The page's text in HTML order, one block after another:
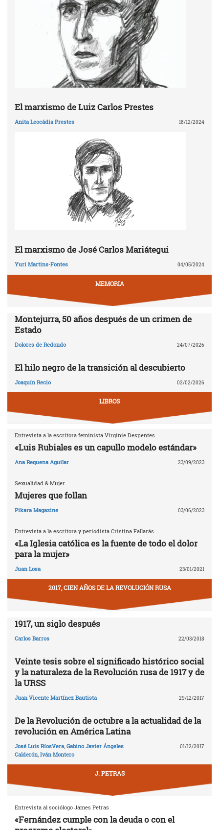
El marxismo de Luiz Carlos Prestes
Anita Leocádia Prestes 18/12/2024
El marxismo de José Carlos Mariátegui
Yuri Martins-Fontes 04/05/2024
MEMORIA
Montejurra, 50 años después de un crimen de
Estado
Dolores de Redondo 24/07/2026
El hilo negro de la transición al descubierto
Joaquín Recio 02/02/2026
LIBROS
Entrevista a la escritora feminista Virginie Despentes
«Luis Rubiales es un capullo modelo estándar»
Ana Requena Aguilar 23/09/2023
Sexualidad & Mujer
Mujeres que follan
Pikara Magazine 03/06/2023
Entrevista a la escritora y periodista Cristina Fallarás
«La Iglesia católica es la fuente de todo el dolor
para la mujer»
Juan Losa 23/01/2021
2017, CIEN AÑOS DE LA REVOLUCIÓN RUSA
1917, un siglo después
Carlos Barros 22/03/2018
Veinte tesis sobre el significado histórico social
y la naturaleza de la Revolución rusa de 1917 y de
la URSS
Juan Vicente Martínez Bautista 29/12/2017
De la Revolución de octubre a la actualidad de la
revolución en América Latina
José Luis RíosVera, Gabino Javier Ángeles
Calderón, Iván Montero
01/12/2017
J. PETRAS
Entrevista al sociólogo James Petras
«Fernández cumple con la deuda o con el